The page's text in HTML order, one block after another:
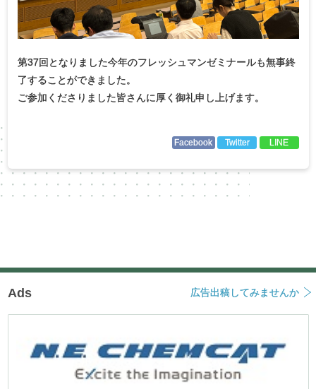
第37回となりました今年のフレッシュマンゼミナールも無事終
了することができました。
ご参加くださりました皆さんに厚く御礼申し上げます。
Facebook Twitter LINE
Ads 広告出稿してみませんか